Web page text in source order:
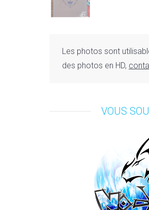
Les photos sont
des photos en HD,
VOUS